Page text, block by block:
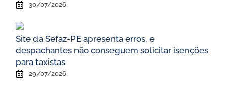
30/07/2026
Site da Sefaz-PE apresenta erros, e
despachantes não conseguem solicitar isenções
para taxistas
29/07/2026